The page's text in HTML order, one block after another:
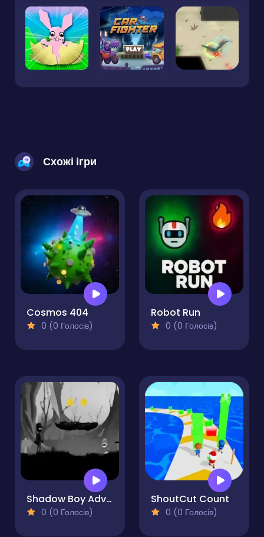
Схожі ігри
Cosmos 404
0 (0 Голосів)
Robot Run
0 (0 Голосів)
Shadow Boy Adventures
0 (0 Голосів)
ShoutCut Count
0 (0 Голосів)